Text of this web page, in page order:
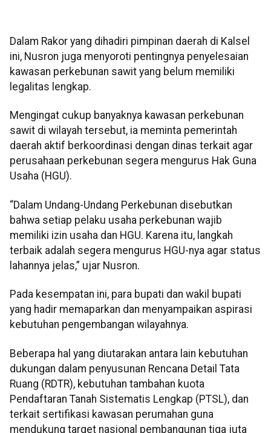
Dalam Rakor yang dihadiri pimpinan daerah di Kalsel
ini, Nusron juga menyoroti pentingnya penyelesaian
kawasan perkebunan sawit yang belum memiliki
legalitas lengkap.
Mengingat cukup banyaknya kawasan perkebunan
sawit di wilayah tersebut, ia meminta pemerintah
daerah aktif berkoordinasi dengan dinas terkait agar
perusahaan perkebunan segera mengurus Hak Guna
Usaha (HGU).
“Dalam Undang-Undang Perkebunan disebutkan
bahwa setiap pelaku usaha perkebunan wajib
memiliki izin usaha dan HGU. Karena itu, langkah
terbaik adalah segera mengurus HGU-nya agar status
lahannya jelas,” ujar Nusron.
Pada kesempatan ini, para bupati dan wakil bupati
yang hadir memaparkan dan menyampaikan aspirasi
kebutuhan pengembangan wilayahnya.
Beberapa hal yang diutarakan antara lain kebutuhan
dukungan dalam penyusunan Rencana Detail Tata
Ruang (RDTR), kebutuhan tambahan kuota
Pendaftaran Tanah Sistematis Lengkap (PTSL), dan
terkait sertifikasi kawasan perumahan guna
mendukung target nasional pembangunan tiga juta